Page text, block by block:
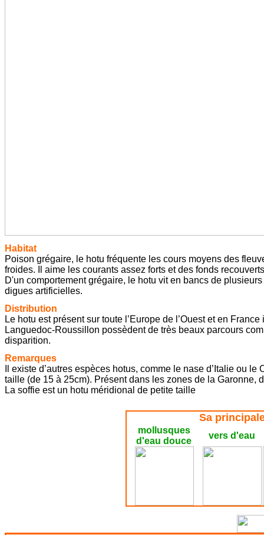
Habitat
Poison grégaire, le hotu fréquente les cours moyens des
froides. Il aime les courants assez forts et des fonds
D'un comportement grégaire, le hotu vit en bancs de
digues artificielles.
Distribution
Le hotu est présent sur toute l’Europe de l’Ouest et en
Languedoc-Roussillon possèdent de très beaux parcours
disparition.
Remarques
Il existe d’autres espèces hotus, comme le nase d’Italie ou
taille (de 15 à 25cm). Présent dans les zones de la Garonne,
La soffie est un hotu méridional de petite taille
Sa
mollusques
d'eau douce
vers d'eau